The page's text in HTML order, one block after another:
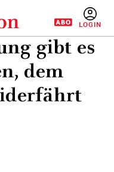
gibt es
dem